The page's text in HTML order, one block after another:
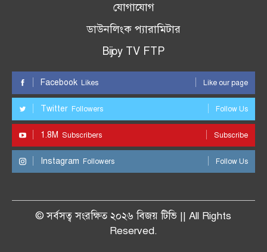
যোগাযোগ
ডাউনলিংক প্যারামিটার
Bijoy TV FTP
Facebook Likes Like our page
Twitter Followers Follow Us
1.8M Subscribers Subscribe
Instagram Followers Follow Us
© সর্বসত্ব সংরক্ষিত ২০২৬ বিজয় টিভি || All Rights
Reserved.